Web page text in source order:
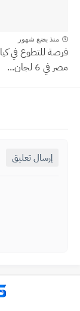
منذ بضع شهور
فرصة للتطوع في
مصر في 6 لجان...
إرسال تعليق